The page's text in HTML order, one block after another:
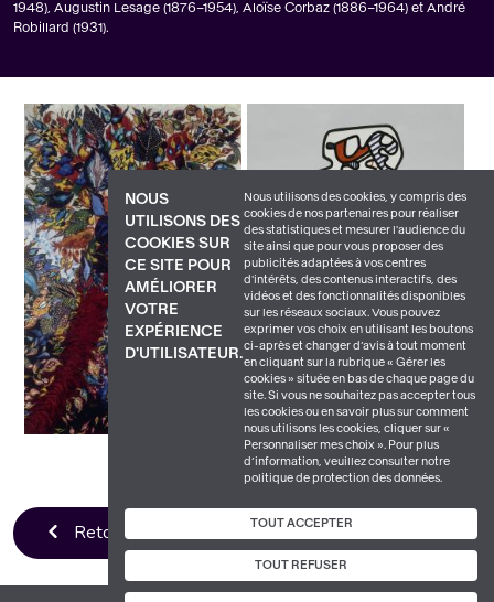
NOUS
UTILISONS DES
COOKIES SUR
CE SITE POUR
AMÉLIORER
VOTRE
EXPÉRIENCE
D'UTILISATEUR.
Nous utilisons des cookies, y compris des
cookies de nos partenaires pour réaliser
des statistiques et mesurer l'audience du
site ainsi que pour vous proposer des
publicités adaptées à vos centres
d'intérêts, des contenus interactifs, des
vidéos et des fonctionnalités disponibles
sur les réseaux sociaux. Vous pouvez
exprimer vos choix en utilisant les boutons
ci-après et changer d’avis à tout moment
en cliquant sur la rubrique « Gérer les
cookies » située en bas de chaque page du
site. Si vous ne souhaitez pas accepter tous
les cookies ou en savoir plus sur comment
nous utilisons les cookies, cliquer sur «
Personnaliser mes choix ». Pour plus
d’information, veuillez consulter notre
politique de protection des données.
TOUT ACCEPTER
TOUT REFUSER
1948), Augustin Lesage (1876–1954), Aloïse Corbaz (1886–1964) et André
Robillard (1931).
Retour à la liste